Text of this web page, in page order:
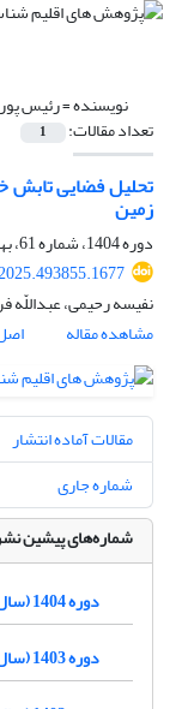
نویسنده =رئیس
تعداد مقالات: 1
تحلیل فضایی تابش
زمین
دوره 1404، شماره 61، بهار 1404، صفحه
نفیسه رحیمی،
مشاهده مقاله
مقالات آماده انتشار
شماره جاری
شماره‌های پیشین
دوره 1404 (سال انتشار 1404)
دوره 1403 (سال انتشار 1403)